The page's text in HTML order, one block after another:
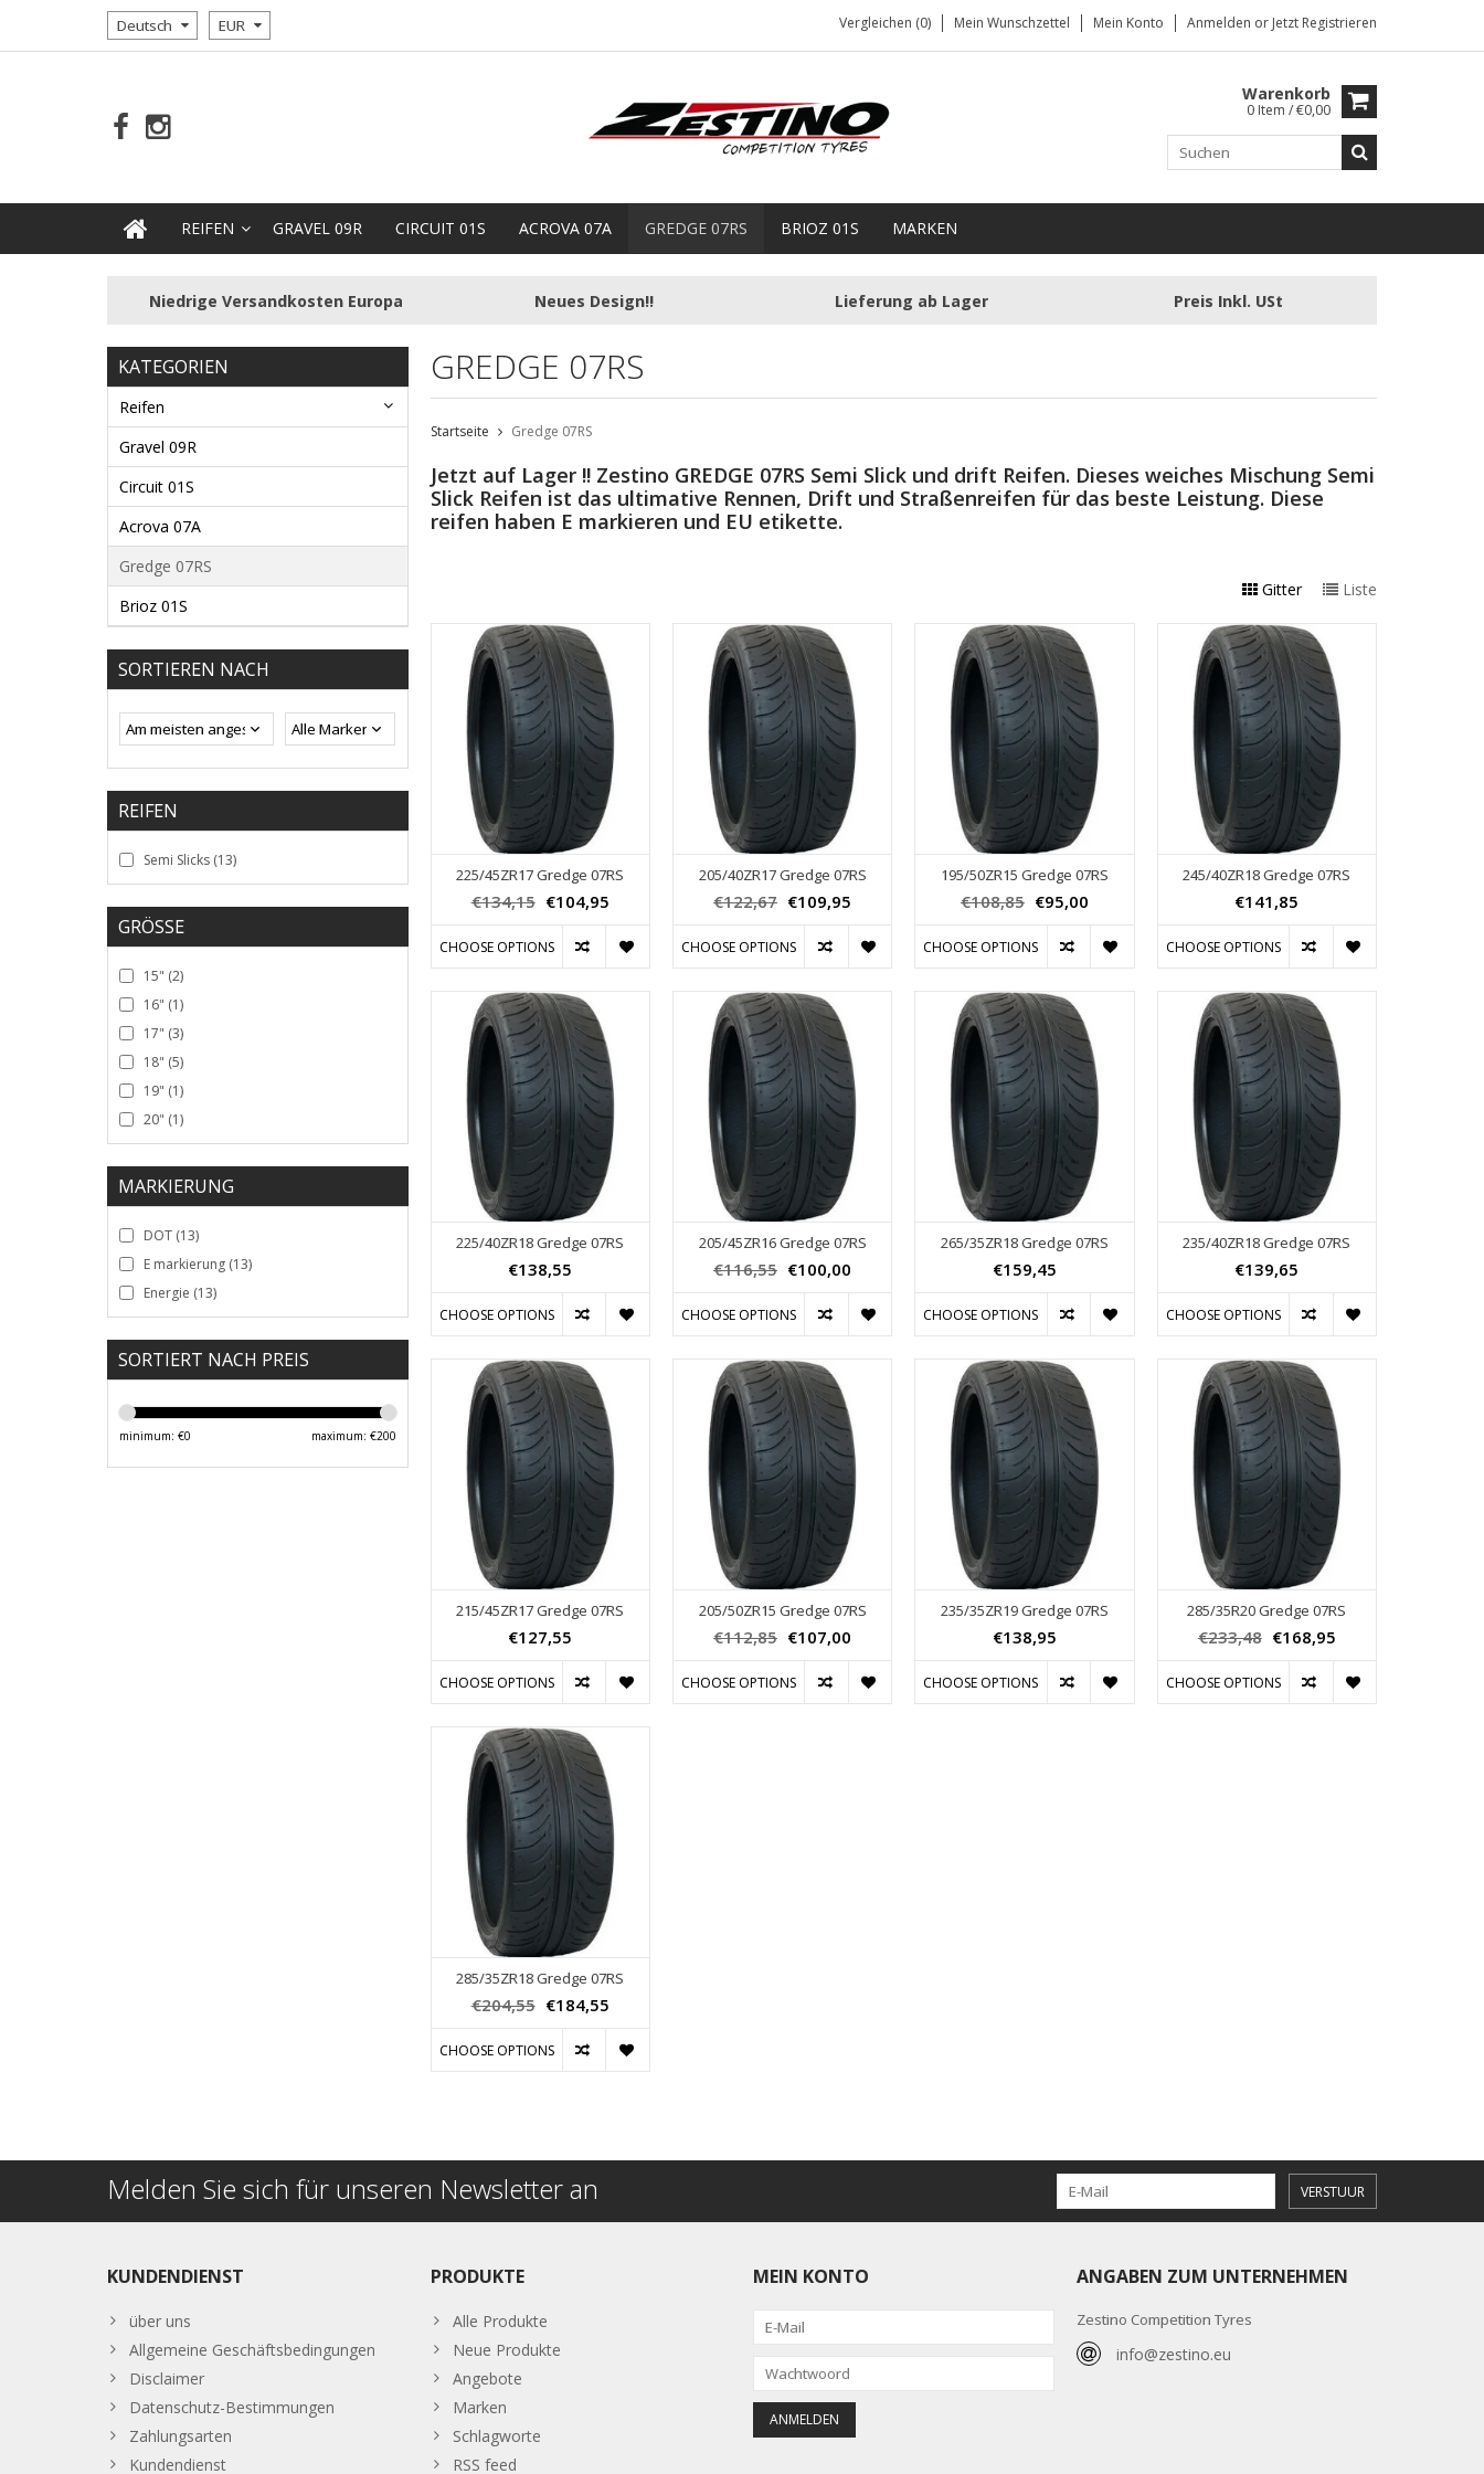
Deutsch EUR Vergleichen (0) Mein Wunschzettel Mein Konto Anmelden or Jetzt Registrieren
Warenkorb
0 Item / €0,00
REIFEN GRAVEL 09R CIRCUIT 01S ACROVA 07A GREDGE 07RS BRIOZ 01S MARKEN
Niedrige Versandkosten Europa Neues Design!! Lieferung ab Lager Preis Inkl. USt
KATEGORIEN
Reifen
Gravel 09R
Circuit 01S
Acrova 07A
Gredge 07RS
Brioz 01S
SORTIEREN NACH
REIFEN
Semi Slicks (13)
GRÖSSE
15" (2)
16" (1)
17" (3)
18" (5)
19" (1)
20" (1)
MARKIERUNG
DOT (13)
E markierung (13)
Energie (13)
SORTIERT NACH PREIS
minimum: €0 maximum: €200
GREDGE 07RS
Startseite Gredge 07RS
Jetzt auf Lager !! Zestino GREDGE 07RS Semi Slick und drift Reifen. Dieses weiches Mischung Semi
Slick Reifen ist das ultimative Rennen, Drift und Straßenreifen für das beste Leistung. Diese
reifen haben E markieren und EU etikette.
Gitter Liste
225/45ZR17 Gredge 07RS
€134,15 €104,95
CHOOSE OPTIONS
205/40ZR17 Gredge 07RS
€122,67 €109,95
CHOOSE OPTIONS
195/50ZR15 Gredge 07RS
€108,85 €95,00
CHOOSE OPTIONS
245/40ZR18 Gredge 07RS
€141,85
CHOOSE OPTIONS
225/40ZR18 Gredge 07RS
€138,55
CHOOSE OPTIONS
205/45ZR16 Gredge 07RS
€116,55 €100,00
CHOOSE OPTIONS
265/35ZR18 Gredge 07RS
€159,45
CHOOSE OPTIONS
235/40ZR18 Gredge 07RS
€139,65
CHOOSE OPTIONS
215/45ZR17 Gredge 07RS
€127,55
CHOOSE OPTIONS
205/50ZR15 Gredge 07RS
€112,85 €107,00
CHOOSE OPTIONS
235/35ZR19 Gredge 07RS
€138,95
CHOOSE OPTIONS
285/35R20 Gredge 07RS
€233,48 €168,95
CHOOSE OPTIONS
285/35ZR18 Gredge 07RS
€204,55 €184,55
CHOOSE OPTIONS
Melden Sie sich für unseren Newsletter an VERSTUUR
KUNDENDIENST
über uns
Allgemeine Geschäftsbedingungen
Disclaimer
Datenschutz-Bestimmungen
Zahlungsarten
Kundendienst
PRODUKTE
Alle Produkte
Neue Produkte
Angebote
Marken
Schlagworte
RSS feed
MEIN KONTO ANGABEN ZUM UNTERNEHMEN
Zestino Competition Tyres
info@zestino.eu